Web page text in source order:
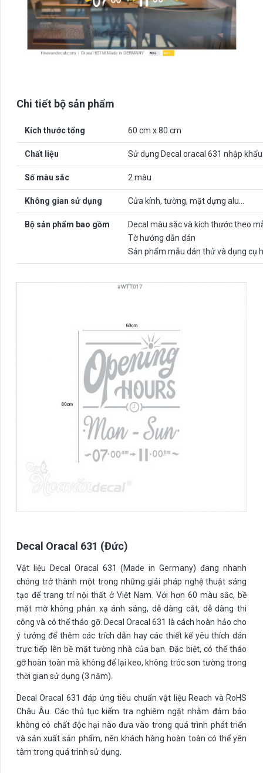
Chi tiết bộ sản phẩm
Kích thước tổng 60 cm x 80 cm
Chất liệu Sử dụng Decal oracal 631 nhập
Số màu sắc 2 màu
Không gian sử dụng Cửa kính, tường, mặt dựng alu…
Bộ sản phẩm bao gồm
Decal màu sắc và kích thước theo
Tờ hướng dẫn dán
Sản phẩm mẫu dán thử và dụng cụ
Decal Oracal 631 (Đức)
Vật liệu Decal Oracal 631 (Made in Germany) đang nhanh
chóng trở thành một trong những giải pháp nghệ thuật sáng
tạo để trang trí nội thất ở Việt Nam. Với hơn 60 màu sắc, bề
mặt mờ không phản xạ ánh sáng, dễ dàng cắt, dễ dàng thi
công và có thể tháo gỡ. Decal Oracal 631 là cách hoàn hảo cho
ý tưởng để thêm các trích dẫn hay các thiết kế yêu thích dán
trực tiếp lên bề mặt tường nhà của bạn. Đặc biệt, có thể tháo
gỡ hoàn toàn mà không để lại keo, không tróc sơn tường trong
thời gian sử dụng (3 năm).
Decal Oracal 631 đáp ứng tiêu chuẩn vật liệu Reach và RoHS
Châu Âu. Các thủ tục kiểm tra nghiêm ngặt nhằm đảm bảo
không có chất độc hại nào đưa vào trong quá trình phát triển
và sản xuất sản phẩm, nên khách hàng hoàn toàn có thể yên
tâm trong quá trình sử dụng.